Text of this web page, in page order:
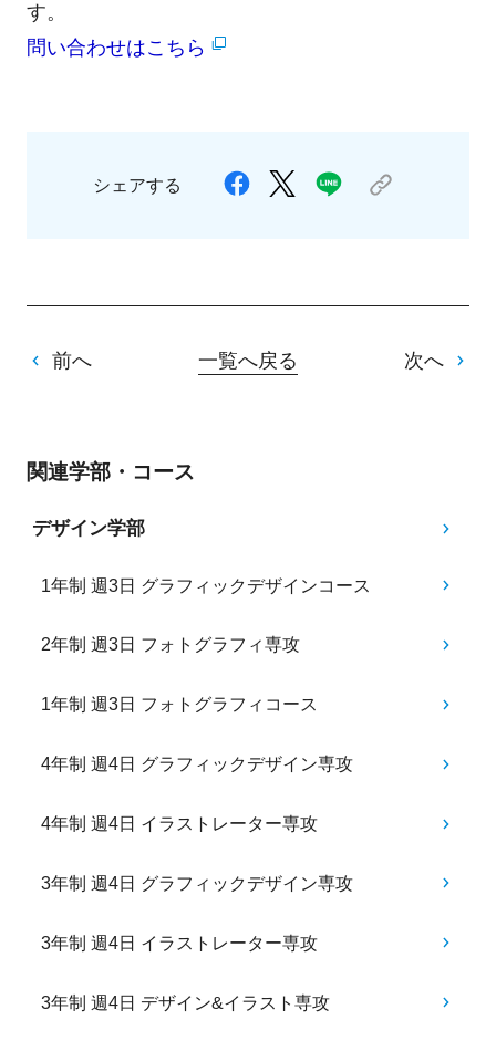
す。
問い合わせはこちら
シェアする
前へ 一覧へ戻る 次へ
関連学部・コース
デザイン学部
1年制 週3日 グラフィックデザインコース
2年制 週3日 フォトグラフィ専攻
1年制 週3日 フォトグラフィコース
4年制 週4日 グラフィックデザイン専攻
4年制 週4日 イラストレーター専攻
3年制 週4日 グラフィックデザイン専攻
3年制 週4日 イラストレーター専攻
3年制 週4日 デザイン&イラスト専攻